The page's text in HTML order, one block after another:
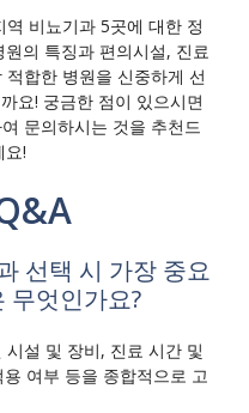
비뇨기과 5곳에 대한 정
의 특징과 편의시설, 진료
합한 병원을 신중하게 선
요! 궁금한 점이 있으시면
문의하시는 것을 추천드
요!
선택 시 가장 중요
무엇인가요?
설 및 장비, 진료 시간 및
여부 등을 종합적으로 고